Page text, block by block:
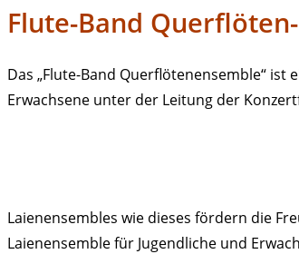
Flute-Band
Das „Flute-Band Querflötenensemble“
Erwachsene unter der Leitung der
Laienensembles wie dieses fördern die
Laienensemble für Jugendliche und